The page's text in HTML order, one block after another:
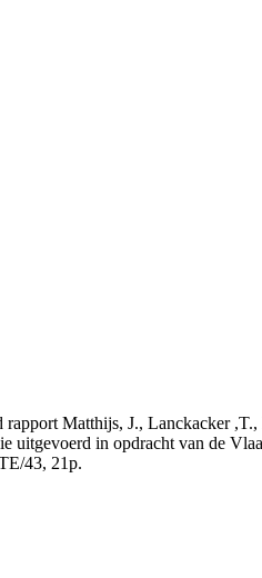
rapport Matthijs, J., Lanckacker
uitgevoerd in opdracht van de
43, 21p.